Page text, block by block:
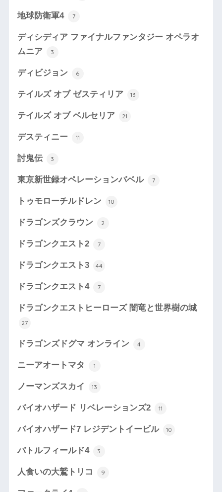
地球防衛軍4 7
ディシディア ファイナルファンタジー オペラオ
ムニア
3
ディビジョン 6
テイルズ オブ ゼスティリア 13
テイルズ オブ ベルセリア 21
デスティニー 11
討鬼伝 3
東京新世録オペレーションバベル 7
トゥモローチルドレン 10
ドラゴンズクラウン 2
ドラゴンクエスト2 7
ドラゴンクエスト3 44
ドラゴンクエスト4 7
ドラゴンクエストヒーローズ 闇竜と世界樹の城
27
ドラゴンズドグマ オンライン 4
ニーアオートマタ 1
ノーマンズスカイ 13
バイオハザード リベレーションズ2 11
バイオハザード7 レジデントイービル 10
バトルフィールド4 3
人食いの大鷲トリコ 9